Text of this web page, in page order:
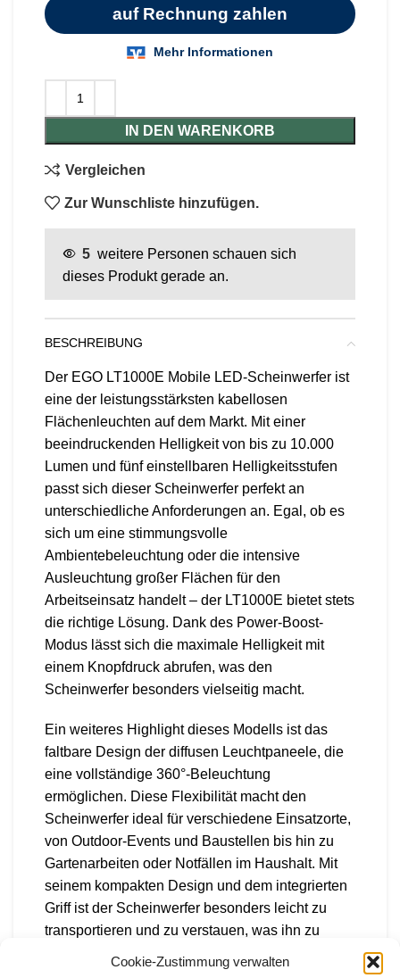
Cookie-Zustimmung verwalten
IN DEN WARENKORB
Vergleichen
Zur Wunschliste hinzufügen.
5 weitere Personen schauen sich
dieses Produkt gerade an.
BESCHREIBUNG
Der EGO LT1000E Mobile LED-Scheinwerfer ist
eine der leistungsstärksten kabellosen
Flächenleuchten auf dem Markt. Mit einer
beeindruckenden Helligkeit von bis zu 10.000
Lumen und fünf einstellbaren Helligkeitsstufen
passt sich dieser Scheinwerfer perfekt an
unterschiedliche Anforderungen an. Egal, ob es
sich um eine stimmungsvolle
Ambientebeleuchtung oder die intensive
Ausleuchtung großer Flächen für den
Arbeitseinsatz handelt – der LT1000E bietet stets
die richtige Lösung. Dank des Power-Boost-
Modus lässt sich die maximale Helligkeit mit
einem Knopfdruck abrufen, was den
Scheinwerfer besonders vielseitig macht.
Ein weiteres Highlight dieses Modells ist das
faltbare Design der diffusen Leuchtpaneele, die
eine vollständige 360°-Beleuchtung
ermöglichen. Diese Flexibilität macht den
Scheinwerfer ideal für verschiedene Einsatzorte,
von Outdoor-Events und Baustellen bis hin zu
Gartenarbeiten oder Notfällen im Haushalt. Mit
seinem kompakten Design und dem integrierten
Griff ist der Scheinwerfer besonders leicht zu
transportieren und zu verstauen, was ihn zu